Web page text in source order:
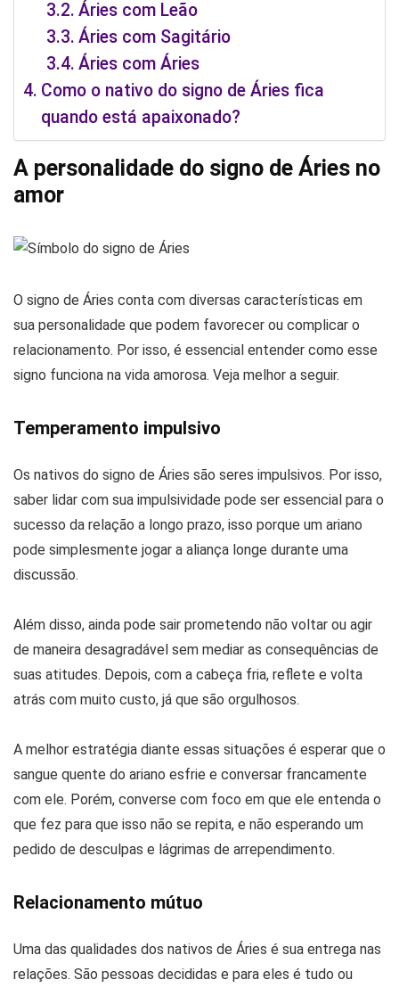
Áries com Leão
Áries com Sagitário
Áries com Áries
Como o nativo do signo de Áries fica
quando está apaixonado?
A personalidade do signo de Áries no
amor
O signo de Áries conta com diversas características em
sua personalidade que podem favorecer ou complicar o
relacionamento. Por isso, é essencial entender como esse
signo funciona na vida amorosa. Veja melhor a seguir.
Temperamento impulsivo
Os nativos do signo de Áries são seres impulsivos. Por isso,
saber lidar com sua impulsividade pode ser essencial para o
sucesso da relação a longo prazo, isso porque um ariano
pode simplesmente jogar a aliança longe durante uma
discussão.
Além disso, ainda pode sair prometendo não voltar ou agir
de maneira desagradável sem mediar as consequências de
suas atitudes. Depois, com a cabeça fria, reflete e volta
atrás com muito custo, já que são orgulhosos.
A melhor estratégia diante essas situações é esperar que o
sangue quente do ariano esfrie e conversar francamente
com ele. Porém, converse com foco em que ele entenda o
que fez para que isso não se repita, e não esperando um
pedido de desculpas e lágrimas de arrependimento.
Relacionamento mútuo
Uma das qualidades dos nativos de Áries é sua entrega nas
relações. São pessoas decididas e para eles é tudo ou